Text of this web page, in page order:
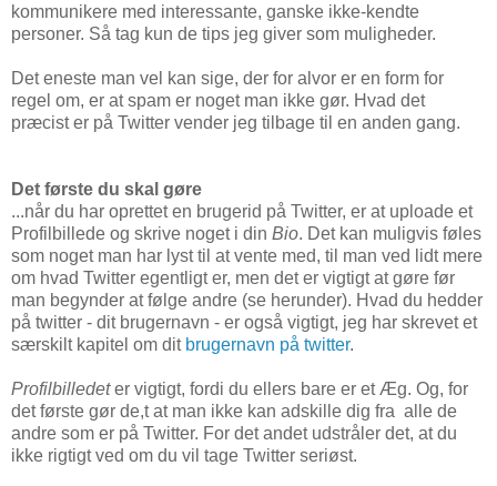
kommunikere med interessante, ganske ikke-kendte
personer. Så tag kun de tips jeg giver som muligheder.
Det eneste man vel kan sige, der for alvor er en form for
regel om, er at spam er noget man ikke gør. Hvad det
præcist er på Twitter vender jeg tilbage til en anden gang.
Det første du skal gøre
...når du har oprettet en brugerid på Twitter, er at uploade et
Profilbillede og skrive noget i din Bio. Det kan muligvis føles
som noget man har lyst til at vente med, til man ved lidt mere
om hvad Twitter egentligt er, men det er vigtigt at gøre før
man begynder at følge andre (se herunder). Hvad du hedder
på twitter - dit brugernavn - er også vigtigt, jeg har skrevet et
særskilt kapitel om dit brugernavn på twitter.
Profilbilledeter vigtigt, fordi du ellers bare er et Æg. Og, for
det første gør de,t at man ikke kan adskille dig fra alle de
andre som er på Twitter. For det andet udstråler det, at du
ikke rigtigt ved om du vil tage Twitter seriøst.